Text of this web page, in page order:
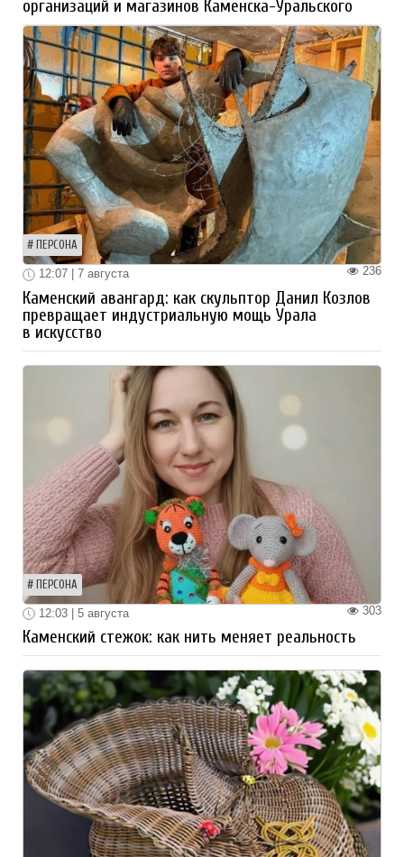
организаций и магазинов Каменска-Уральского
ПЕРСОНА
236
12:07 | 7 августа
Каменский авангард: как скульптор Данил Козлов
превращает индустриальную мощь Урала
в искусство
ПЕРСОНА
303
12:03 | 5 августа
Каменский стежок: как нить меняет реальность